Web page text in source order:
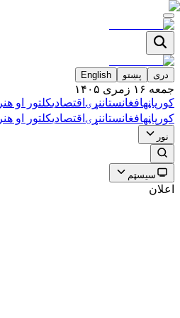
دری پښتو English
جمعه ۱۶ زمری ۱۴۰۵
کورپاڼهافغانستاننړۍ اقتصاديکلتور او هنر
کورپاڼهافغانستاننړۍ اقتصاديکلتور او هنر
نور
سیسټم
اعلان